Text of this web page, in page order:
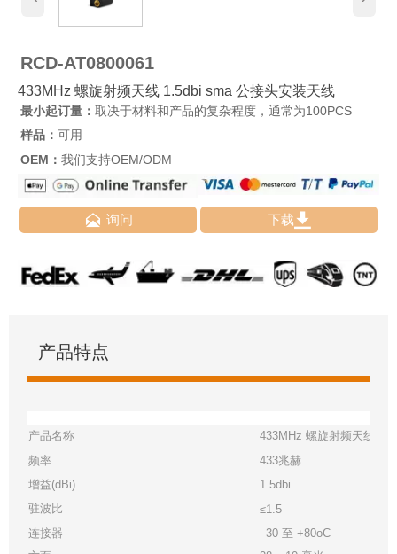
RCD-AT0800061
433MHz 螺旋射频天线 1.5dbi sma 公接头安装天线
最小起订量： 取决于材料和产品的复杂程度，通常为100PCS
样品： 可用
OEM： 我们支持OEM/ODM
 询问 下载
产品特点
产品名称
433MHz 螺旋射频天线
频率
433兆赫
增益(dBi)
1.5dbi
驻波比
≤1.5
连接器
–30 至 +80oC